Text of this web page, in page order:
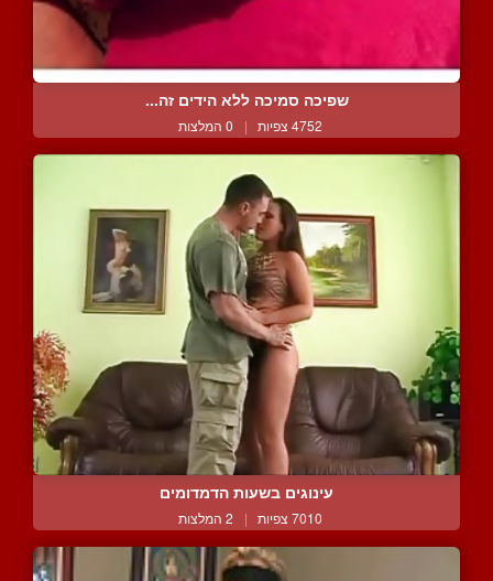
שפיכה סמיכה ללא הידים זה...
4752 צפיות | 0 המלצות
עינוגים בשעות הדמדומים
7010 צפיות | 2 המלצות